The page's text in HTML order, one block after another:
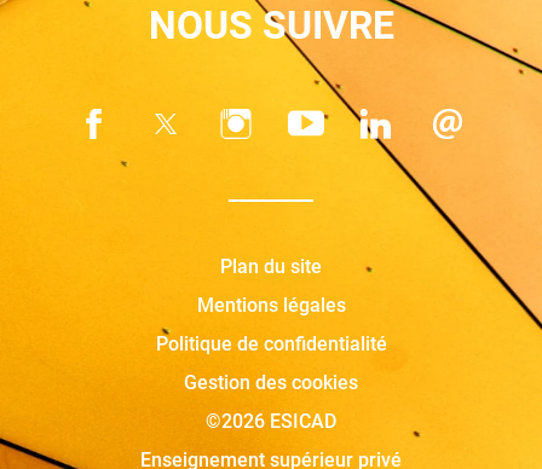
NOUS SUIVRE
Plan du site
Mentions légales
Politique de confidentialité
Gestion des cookies
©2026 ESICAD
Enseignement supérieur privé